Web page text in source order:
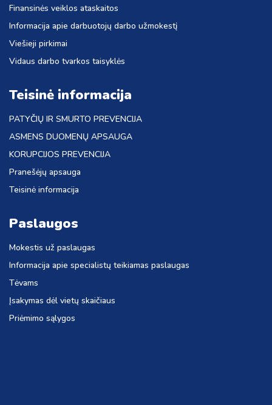
Finansinės veiklos ataskaitos
Informacija apie darbuotojų darbo užmokestį
Viešieji pirkimai
Vidaus darbo tvarkos taisyklės
Teisinė informacija
PATYČIŲ IR SMURTO PREVENCIJA
ASMENS DUOMENŲ APSAUGA
KORUPCIJOS PREVENCIJA
Pranešėjų apsauga
Teisinė informacija
Paslaugos
Mokestis už paslaugas
Informacija apie specialistų teikiamas paslaugas
Tėvams
Įsakymas dėl vietų skaičiaus
Priėmimo sąlygos